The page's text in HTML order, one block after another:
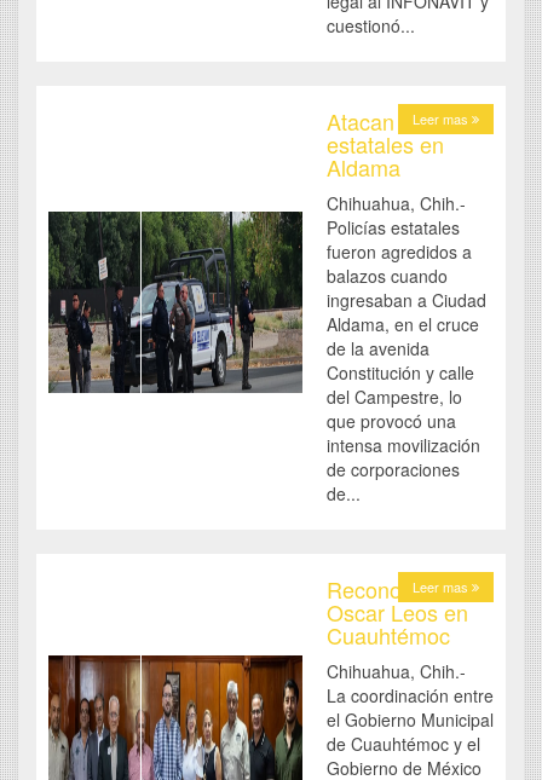
cuestionó...
Leer mas
Atacan a
estatales en
Aldama
Chihuahua, Chih.-
Policías estatales
fueron agredidos a
balazos cuando
ingresaban a Ciudad
Aldama, en el cruce
de la avenida
Constitución y calle
del Campestre, lo
que provocó una
intensa movilización
de corporaciones
de...
Leer mas
Reconocen a
Oscar Leos en
Cuauhtémoc
Chihuahua, Chih.-
La coordinación entre
el Gobierno Municipal
de Cuauhtémoc y el
Gobierno de México